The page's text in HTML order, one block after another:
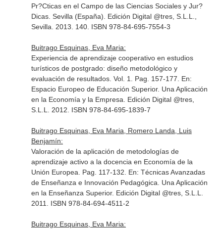
Pr?Cticas en el Campo de las Ciencias Sociales y Jur?
Dicas. Sevilla (España). Edición Digital @tres, S.L.L.,
Sevilla. 2013. 140. ISBN 978-84-695-7554-3
Buitrago Esquinas, Eva Maria:
Experiencia de aprendizaje cooperativo en estudios
turísticos de postgrado: diseño metodológico y
evaluación de resultados. Vol. 1. Pag. 157-177. En:
Espacio Europeo de Educación Superior. Una Aplicación
en la Economía y la Empresa . Edición Digital @tres,
S.L.L. 2012. ISBN 978-84-695-1839-7
Buitrago Esquinas, Eva Maria, Romero Landa, Luis
Benjamín:
Valoración de la aplicación de metodologías de
aprendizaje activo a la docencia en Economía de la
Unión Europea. Pag. 117-132. En: Técnicas Avanzadas
de Enseñanza e Innovación Pedagógica. Una Aplicación
en la Enseñanza Superior. Edición Digital @tres, S.L.L.
2011. ISBN 978-84-694-4511-2
Buitrago Esquinas, Eva Maria: